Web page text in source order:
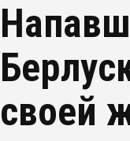
своей